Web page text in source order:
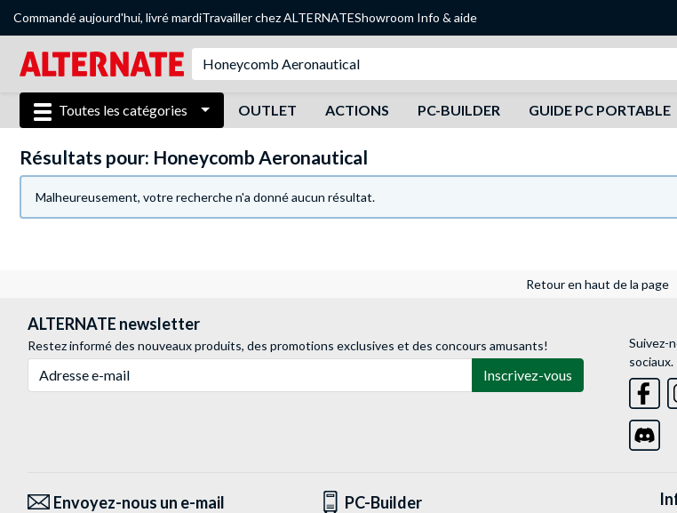
Commandé aujourd'hui, livré mardiTravailler chez ALTERNATEShowroom Info & aide
Toutes les catégories OUTLET ACTIONS PC-BUILDER GUIDE PC PORTABLE
Résultats pour: Honeycomb Aeronautical
Malheureusement, votre recherche n'a donné aucun résultat.
Retour en haut de la page
ALTERNATE newsletter
Restez informé des nouveaux produits, des promotions exclusives et des concours amusants!
Inscrivez-vous
Suivez-
sociaux.
Envoyez-nous un e-mail PC-Builder